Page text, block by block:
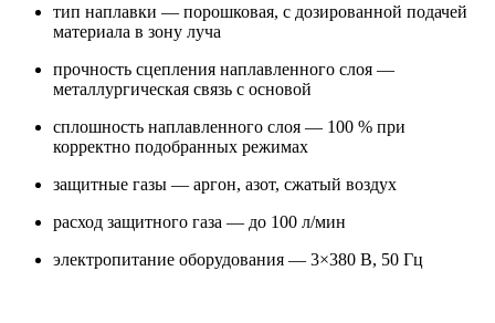
тип наплавки — порошковая, с дозированной подачей
материала в зону луча
прочность сцепления наплавленного слоя —
металлургическая связь с основой
сплошность наплавленного слоя — 100 % при
корректно подобранных режимах
защитные газы — аргон, азот, сжатый воздух
расход защитного газа — до 100 л/мин
электропитание оборудования — 3×380 В, 50 Гц